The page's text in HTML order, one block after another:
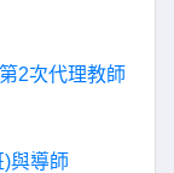
2次代理教師
與導師